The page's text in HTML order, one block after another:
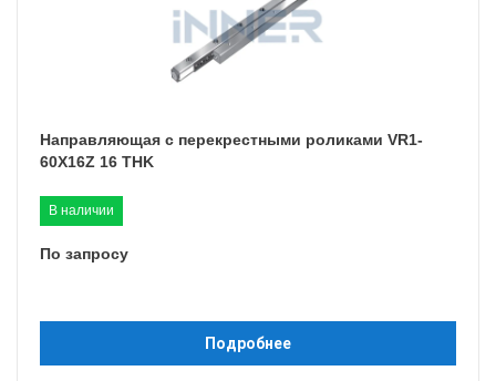
Направляющая с перекрестными роликами VR1-
60X16Z 16 THK
В наличии
По запросу
Подробнее